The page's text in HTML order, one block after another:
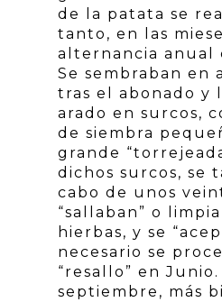
de la patata se
tanto, en las
alternancia anual
Se sembraban en
tras el abonado y
arado en surcos,
de siembra
grande
dichos surcos, se
cabo de unos
“sallaban” o
hierbas, y se
necesario se
“resallo” en
septiembre, más